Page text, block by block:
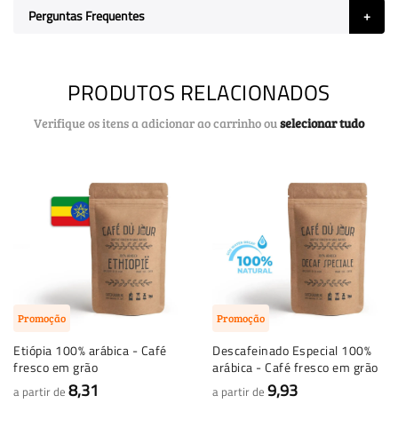
Perguntas Frequentes
PRODUTOS RELACIONADOS
Verifique os itens a adicionar ao carrinho ou selecionar tudo
Promoção
Etiópia 100% arábica - Café
fresco em grão
a partir de 8,31
Promoção
Descafeinado Especial 100%
arábica - Café fresco em grão
a partir de 9,93